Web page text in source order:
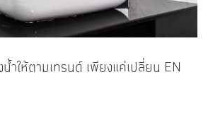
ำให้ตามเทรนด์ เพียงแค่เปลี่ยน EN